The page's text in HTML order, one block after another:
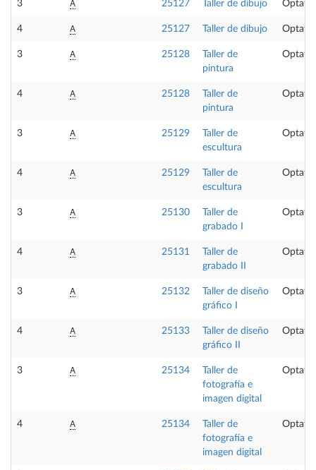
3 A 25127 Taller de dibujo
4 A 25127 Taller de dibujo
3 A 25128
Taller de
pintura
4 A 25128
Taller de
pintura
3 A 25129
Taller de
escultura
4 A 25129
Taller de
escultura
3 A 25130
Taller de
grabado I
4 A 25131
Taller de
grabado II
3 A 25132
Taller de diseño
gráfico I
4 A 25133
Taller de diseño
gráfico II
3 A 25134
Taller de
fotografía e
imagen digital
4 A 25134
Taller de
fotografía e
imagen digital